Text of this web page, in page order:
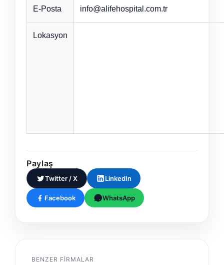
E-Posta info@alifehospital.com.tr
Lokasyon
Paylaş
Twitter / X LinkedIn
Facebook WhatsApp
BENZER FIRMALAR